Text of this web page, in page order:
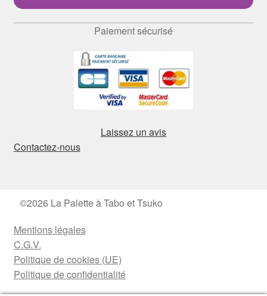
Paiement sécurisé
Laissez un avis
Contactez-nous
©2026 La Palette à Tabo et Tsuko
Mentions légales
C.G.V.
Politique de cookies (UE)
Politique de confidentialité